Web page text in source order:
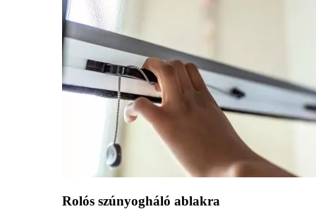
Rolós szúnyogháló ablakra